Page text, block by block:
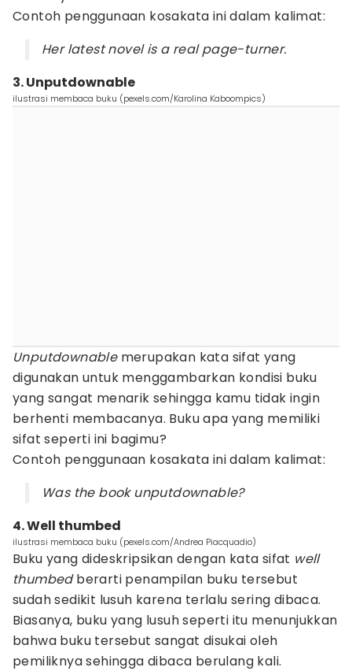
Contoh penggunaan kosakata ini dalam kalimat:
Her latest novel is a real page-turner.
3. Unputdownable
ilustrasi membaca buku (pexels.com/Karolina Kaboompics)
Unputdownablemerupakan kata sifat yang
digunakan untuk menggambarkan kondisi buku
yang sangat menarik sehingga kamu tidak ingin
berhenti membacanya. Buku apa yang memiliki
sifat seperti ini bagimu?
Contoh penggunaan kosakata ini dalam kalimat:
Was the book unputdownable?
4. Well thumbed
ilustrasi membaca buku (pexels.com/Andrea Piacquadio)
Buku yang dideskripsikan dengan kata sifat well
thumbedberarti penampilan buku tersebut
sudah sedikit lusuh karena terlalu sering dibaca.
Biasanya, buku yang lusuh seperti itu menunjukkan
bahwa buku tersebut sangat disukai oleh
pemiliknya sehingga dibaca berulang kali.